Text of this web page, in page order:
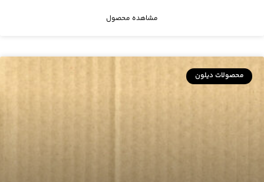
مشاهده محصول
محصولات دیلون